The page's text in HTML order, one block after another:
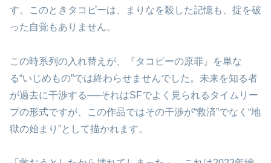
す。このときタコピーは、まりなを殺した記憶も、掟を破
った自覚もありません。
この時系列の入れ替えが、『タコピーの原罪』を単な
る“いじめもの”では終わらせませんでした。未来を知る者
が過去に干渉する──それはSFでよく見られるタイムリー
プの形式ですが、この作品ではその干渉が“救済”でなく“地
獄の始まり”として描かれます。